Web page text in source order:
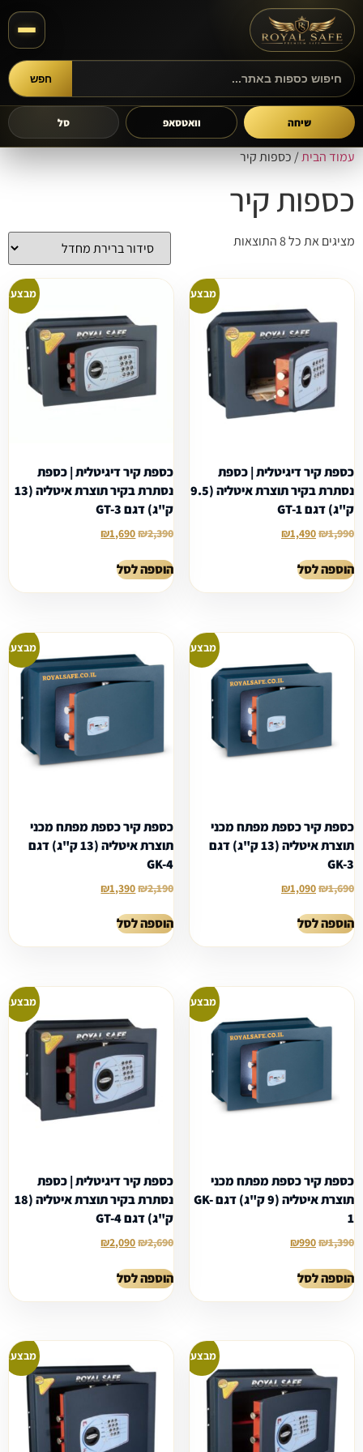
חיפוש מוצרים חפש
שיחה וואטסאפ סל
עמוד הבית/ כספות קיר
כספות קיר
מציגים את כל ⁦8⁩ התוצאות
מבצע!
כספת קיר דיגיטלית | כספת
נסתרת בקיר תוצרת איטליה (9.5
ק"ג) דגם GT-1
₪1,990
₪1,490
הוספה לסל
מבצע!
כספת קיר דיגיטלית | כספת
נסתרת בקיר תוצרת איטליה (13
ק"ג) דגם GT-3
₪2,390
₪1,690
הוספה לסל
מבצע!
כספת קיר כספת מפתח מכני
תוצרת איטליה (13 ק"ג) דגם
GK-3
₪1,690
₪1,090
הוספה לסל
מבצע!
כספת קיר כספת מפתח מכני
תוצרת איטליה (13 ק"ג) דגם
GK-4
₪2,190
₪1,390
הוספה לסל
מבצע!
כספת קיר כספת מפתח מכני
תוצרת איטליה (9 ק"ג) דגם GK-
1
₪1,390
₪990
הוספה לסל
מבצע!
כספת קיר דיגיטלית | כספת
נסתרת בקיר תוצרת איטליה (18
ק"ג) דגם GT-4
₪2,690
₪2,090
הוספה לסל
מבצע! מבצע!